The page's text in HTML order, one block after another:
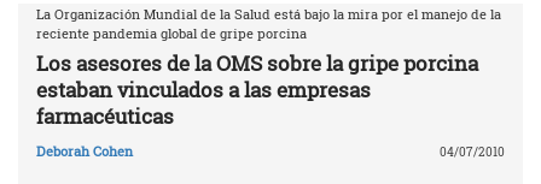
La Organización Mundial de la Salud está bajo la mira por el manejo de la
reciente pandemia global de gripe porcina
Los asesores de la OMS sobre la gripe porcina
estaban vinculados a las empresas
farmacéuticas
Deborah Cohen 04/07/2010